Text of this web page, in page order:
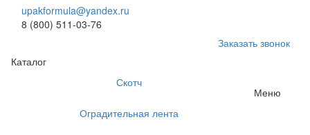
upakformula@yandex.ru
8 (800) 511-03-76
Заказать звонок
Меню
Каталог
Скотч
Оградительная лента